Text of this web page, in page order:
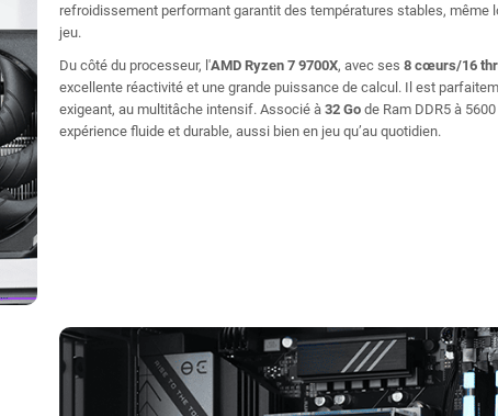
refroidissement performant garantit des températures stables, même
jeu.
Du côté du processeur, l'AMD Ryzen 7 9700X, avec ses 8 cœurs/16
excellente réactivité et une grande puissance de calcul. Il est
exigeant, au multitâche intensif. Associé à 32 Go de Ram DDR5 à
expérience fluide et durable, aussi bien en jeu qu’au quotidien.